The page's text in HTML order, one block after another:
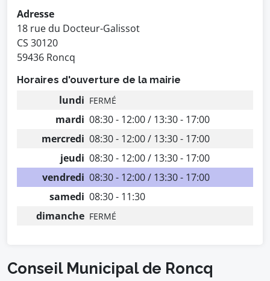
Adresse
18 rue du Docteur-Galissot
CS 30120
59436 Roncq
Horaires d'ouverture de la mairie
lundi FERMÉ
mardi 08:30 - 12:00 / 13:30 - 17:00
mercredi 08:30 - 12:00 / 13:30 - 17:00
jeudi 08:30 - 12:00 / 13:30 - 17:00
vendredi 08:30 - 12:00 / 13:30 - 17:00
samedi 08:30 - 11:30
dimanche FERMÉ
Conseil Municipal de Roncq